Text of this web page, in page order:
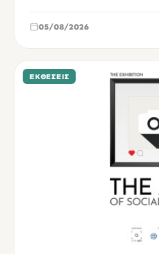
05/08/2026
ΕΚΘΈΣΕΙΣ